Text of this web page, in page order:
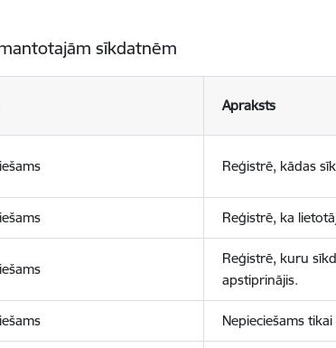
sīkdatnēm
Apraksts
Reģistrē, kādas
Reģistrē, ka
Reģistrē, kuru
apstiprinājis.
Nepieciešams